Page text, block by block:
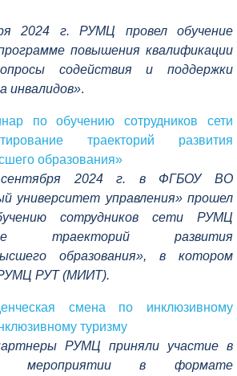
2024 г. РУМЦ провел обучение
повышения квалификации
содействия и поддержки
инвалидов».
по обучению сотрудников сети
траекторий развития
образования»
2024 г. в ФГБОУ ВО
университет управления» прошел
сотрудников сети РУМЦ
траекторий развития
образования», в котором
РУТ (МИИТ).
смена по инклюзивному
туризму
РУМЦ приняли участие в
мероприятии в формате